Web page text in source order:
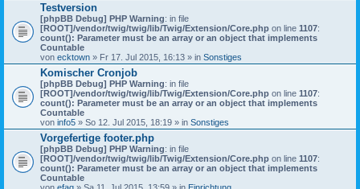
Testversion
[phpBB Debug] PHP Warning: in file
[ROOT]/vendor/twig/twig/lib/Twig/Extension/Core.php on line 1107:
count(): Parameter must be an array or an object that implements
Countable
von ecktown » Fr 17. Jul 2015, 16:13 » in Sonstiges
Komischer Cronjob
[phpBB Debug] PHP Warning: in file
[ROOT]/vendor/twig/twig/lib/Twig/Extension/Core.php on line 1107:
count(): Parameter must be an array or an object that implements
Countable
von info5 » So 12. Jul 2015, 18:19 » in Sonstiges
Vorgefertige footer.php
[phpBB Debug] PHP Warning: in file
[ROOT]/vendor/twig/twig/lib/Twig/Extension/Core.php on line 1107:
count(): Parameter must be an array or an object that implements
Countable
von efaq » Sa 11. Jul 2015, 13:59 » in Einrichtung